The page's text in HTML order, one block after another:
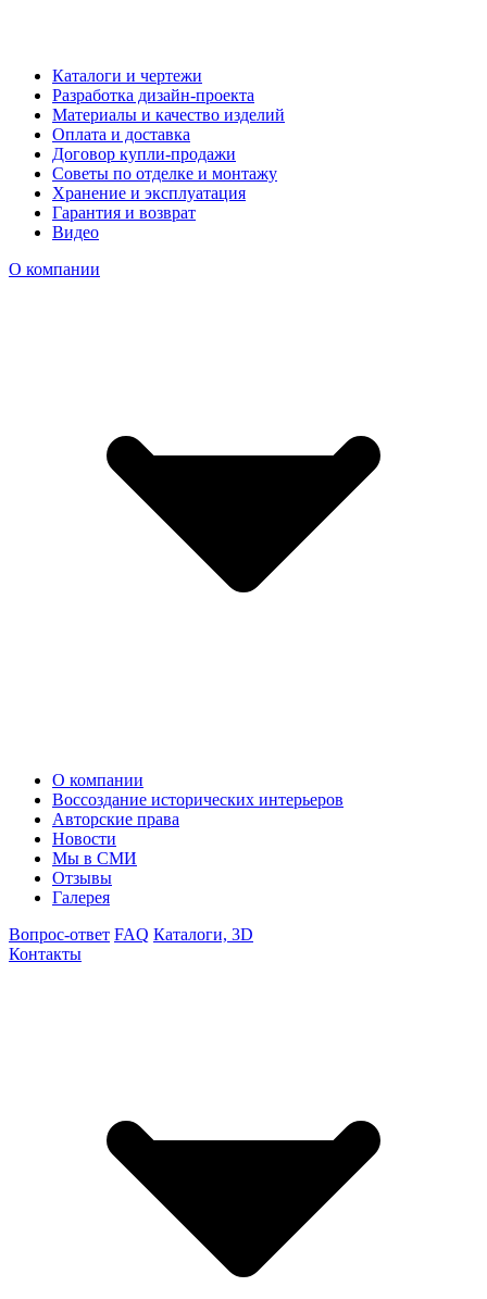
Каталоги и чертежи
Разработка дизайн-проекта
Материалы и качество изделий
Оплата и доставка
Договор купли-продажи
Советы по отделке и монтажу
Хранение и эксплуатация
Гарантия и возврат
Видео
О компании
О компании
Воссоздание исторических интерьеров
Авторские права
Новости
Мы в СМИ
Отзывы
Галерея
Вопрос-ответ FAQ Каталоги, 3D
Контакты